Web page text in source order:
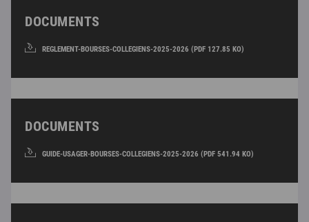
DOCUMENTS
REGLEMENT-BOURSES-COLLEGIENS-2025-2026 (PDF 127.85 KO)
DOCUMENTS
GUIDE-USAGER-BOURSES-COLLEGIENS-2025-2026 (PDF 541.94 KO)